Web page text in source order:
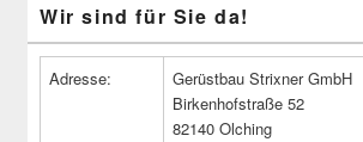
Seitenleisten
Widget-
Wir sind für Sie da!
Adresse:
Gerüstbau Strixner GmbH
Birkenhofstraße 52
82140 Olching